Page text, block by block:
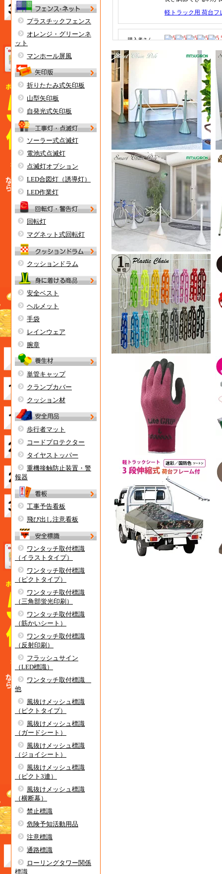
プラスチックフェンス
オレンジ・グリーンネ
ット
マンホール屏風
折りたたみ式矢印板
山型矢印板
自発光式矢印板
ソーラー式点滅灯
電池式点滅灯
点滅灯オプション
LED合図灯（誘導灯）
LED作業灯
回転灯
マグネット式回転灯
クッションドラム
安全ベスト
ヘルメット
手袋
レインウェア
腕章
単管キャップ
クランプカバー
クッション材
歩行者マット
コードプロテクター
タイヤストッパー
重機接触防止装置・警
報器
工事予告看板
飛び出し注意看板
ワンタッチ取付標識
（イラストタイプ）
ワンタッチ取付標識
（ピクトタイプ）
ワンタッチ取付標識
（三角部蛍光印刷）
ワンタッチ取付標識
（筋かいシート）
ワンタッチ取付標識
（反射印刷）
フラッシュサイン
（LED標識）
ワンタッチ取付標識
他
風抜けメッシュ標識
（ピクトタイプ）
風抜けメッシュ標識
（ガードシート）
風抜けメッシュ標識
（ジョイシート）
風抜けメッシュ標識
（ピクト3連）
風抜けメッシュ標識
（横断幕）
禁止標識
危険予知活動用品
注意標識
通路標識
ローリングタワー関係
標識